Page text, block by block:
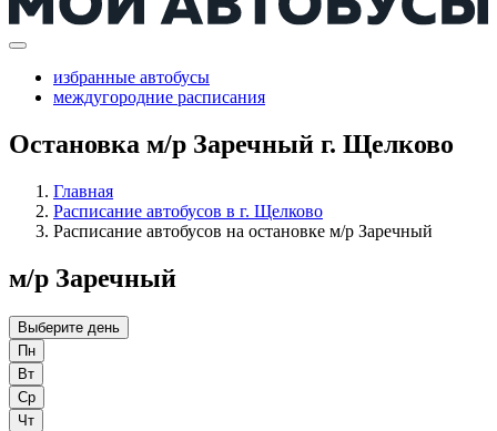
избранные автобусы
междугородние расписания
Остановка м/р Заречный г. Щелково
Главная
Расписание автобусов в г. Щелково
Расписание автобусов на остановке м/р Заречный
м/р Заречный
Выберите день
Пн
Вт
Ср
Чт